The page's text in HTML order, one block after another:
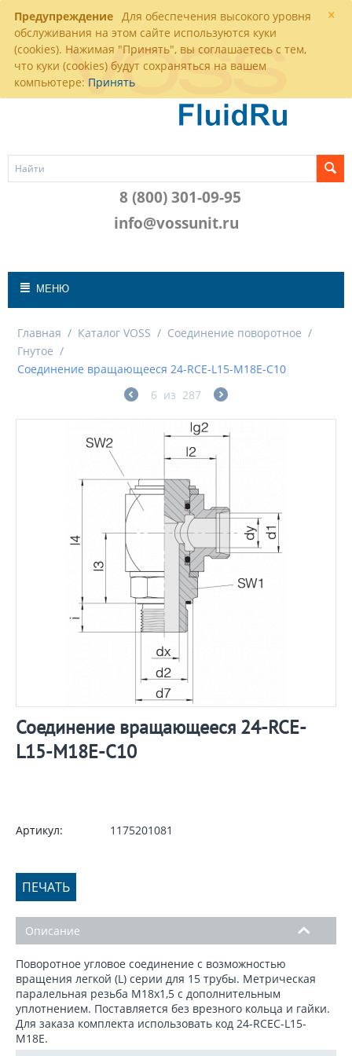
×
Предупреждение Для обеспечения высокого уровня
обслуживания на этом сайте используются куки
(cookies). Нажимая "Принять", вы соглашаетесь с тем,
что куки (cookies) будут сохраняться на вашем
компьютере: Принять
8 (800) 301-09-95
info@vossunit.ru
МЕНЮ
Главная / Каталог VOSS / Соединение поворотное /
Гнутое /
Соединение вращающееся 24-RCE-L15-M18E-C10
6 из 287
Соединение вращающееся 24-RCE-
L15-M18E-C10
Артикул: 1175201081
ПЕЧАТЬ
Описание
Поворотное угловое соединение с возможностью
вращения легкой (L) серии для 15 трубы. Метрическая
паралельная резьба М18х1,5 с дополнительным
уплотнением. Поставляется без врезного кольца и гайки.
Для заказа комплекта использовать код 24-RCEC-L15-
M18E.